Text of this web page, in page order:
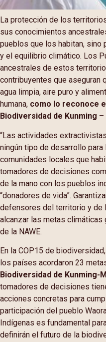
La protección de los
sus conocimientos
pueblos que los habitan, sino
y el equilibrio climático. Los
ancestrales de estos
contribuyentes que aseguran
agua limpia, aire puro y
humana, como lo reconoce
Biodiversidad de Kunming
“Las actividades
ningún tipo de desarrollo
comunidades locales que
tomadores de decisiones
de la mano con los pueblos
“donadores de vida”.
defensores del territorio y de
alcanzar las metas climáticas
de la NAWE.
En la COP15 de
los países acordaron 23
Biodiversidad de Kunming-
tomadores de decisiones
acciones concretas para
participación del pueblo
Indígenas es fundamental
definirán el futuro de la